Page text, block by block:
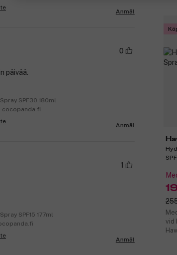
vid
Anmäl
0
päivää.
SPF30 180ml
cocopanda.fi
Anmäl
1
SPF15 177ml
Anmäl